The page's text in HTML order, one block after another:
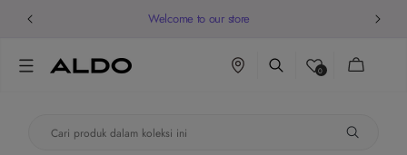
Welcome to our store
0 Keranjang